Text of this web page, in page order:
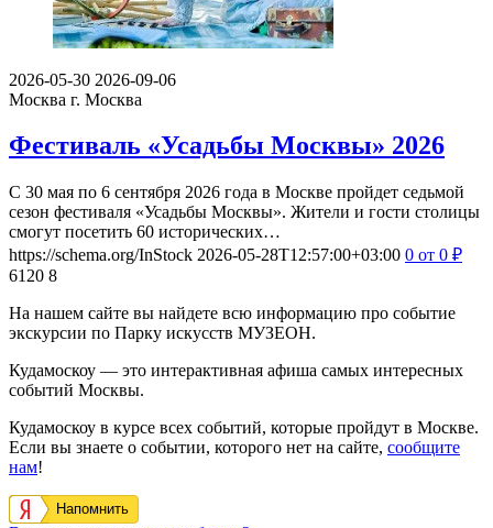
2026-05-30 2026-09-06
Москва г. Москва
Фестиваль «Усадьбы Москвы» 2026
С 30 мая по 6 сентября 2026 года в Москве пройдет седьмой
сезон фестиваля «Усадьбы Москвы». Жители и гости столицы
смогут посетить 60 исторических…
https://schema.org/InStock 2026-05-28T12:57:00+03:00 0 от 0 ₽
6120 8
На нашем сайте вы найдете всю информацию про событие
экскурсии по Парку искусств МУЗЕОН.
Кудамоскоу — это интерактивная афиша самых интересных
событий Москвы.
Кудамоскоу в курсе всех событий, которые пройдут в Москве.
Если вы знаете о событии, которого нет на сайте, сообщите
нам!
Напомнить